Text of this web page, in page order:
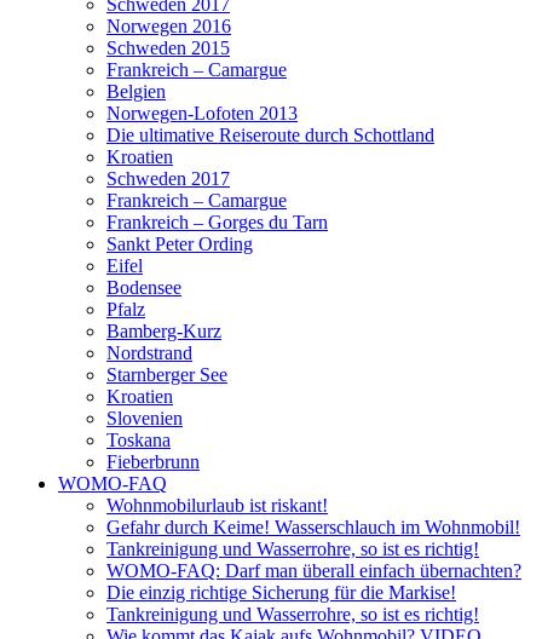
Norwegen 2016
Schweden 2015
Frankreich – Camargue
Belgien
Norwegen-Lofoten 2013
Die ultimative Reiseroute durch Schottland
Kroatien
Schweden 2017
Frankreich – Camargue
Frankreich – Gorges du Tarn
Sankt Peter Ording
Eifel
Bodensee
Pfalz
Bamberg-Kurz
Nordstrand
Starnberger See
Kroatien
Slovenien
Toskana
Fieberbrunn
WOMO-FAQ
Wohnmobilurlaub ist riskant!
Gefahr durch Keime! Wasserschlauch im Wohnmobil!
Tankreinigung und Wasserrohre, so ist es richtig!
WOMO-FAQ: Darf man überall einfach übernachten?
Die einzig richtige Sicherung für die Markise!
Tankreinigung und Wasserrohre, so ist es richtig!